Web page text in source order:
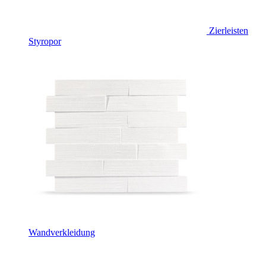
Zierleisten
Styropor
Wandverkleidung